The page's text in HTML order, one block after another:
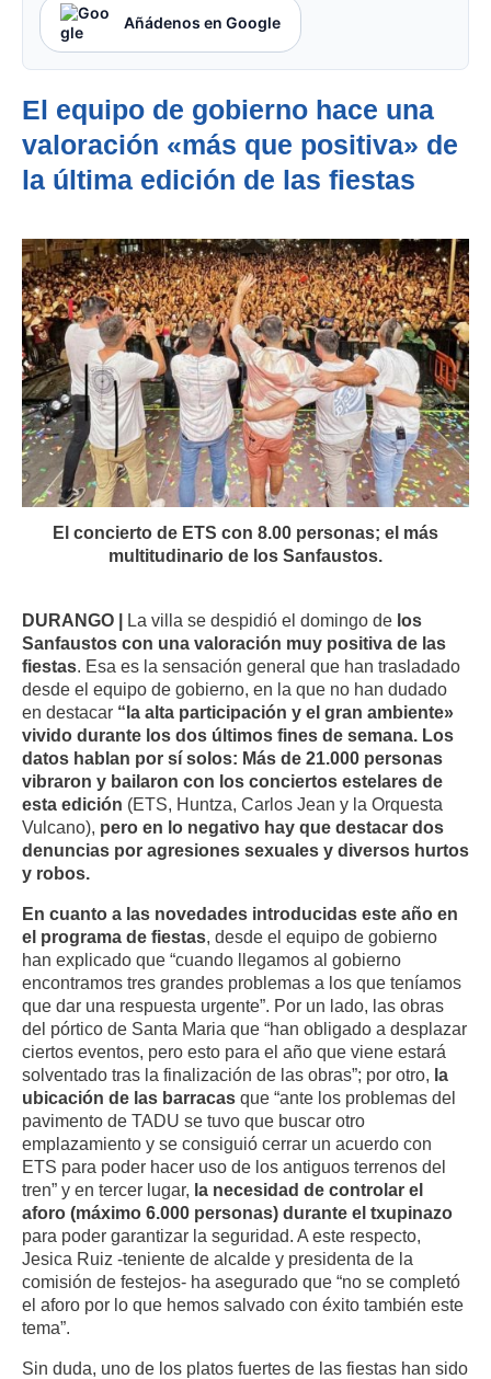
Añádenos en Google
El equipo de gobierno hace una
valoración «más que positiva» de
la última edición de las fiestas
El concierto de ETS con 8.00 personas; el más
multitudinario de los Sanfaustos.
DURANGO | La villa se despidió el domingo de los
Sanfaustos con una valoración muy positiva de las
fiestas. Esa es la sensación general que han trasladado
desde el equipo de gobierno, en la que no han dudado
en destacar “la alta participación y el gran ambiente»
vivido durante los dos últimos fines de semana. Los
datos hablan por sí solos: Más de 21.000 personas
vibraron y bailaron con los conciertos estelares de
esta edición (ETS, Huntza, Carlos Jean y la Orquesta
Vulcano), pero en lo negativo hay que destacar dos
denuncias por agresiones sexuales y diversos hurtos
y robos.
En cuanto a las novedades introducidas este año en
el programa de fiestas, desde el equipo de gobierno
han explicado que “cuando llegamos al gobierno
encontramos tres grandes problemas a los que teníamos
que dar una respuesta urgente”. Por un lado, las obras
del pórtico de Santa Maria que “han obligado a desplazar
ciertos eventos, pero esto para el año que viene estará
solventado tras la finalización de las obras”; por otro, la
ubicación de las barracas que “ante los problemas del
pavimento de TADU se tuvo que buscar otro
emplazamiento y se consiguió cerrar un acuerdo con
ETS para poder hacer uso de los antiguos terrenos del
tren” y en tercer lugar, la necesidad de controlar el
aforo (máximo 6.000 personas) durante el txupinazo
para poder garantizar la seguridad. A este respecto,
Jesica Ruiz -teniente de alcalde y presidenta de la
comisión de festejos- ha asegurado que “no se completó
el aforo por lo que hemos salvado con éxito también este
tema”.
Sin duda, uno de los platos fuertes de las fiestas han sido